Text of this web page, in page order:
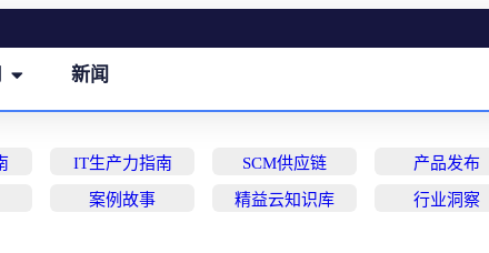
新闻
IT生产力指南 SCM供应链 产品发布
案例故事 精益云知识库 行业洞察